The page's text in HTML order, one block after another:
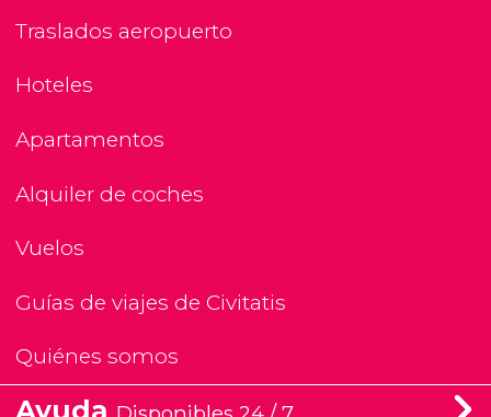
Traslados aeropuerto
Hoteles
Apartamentos
Alquiler de coches
Vuelos
Guías de viajes de Civitatis
Quiénes somos